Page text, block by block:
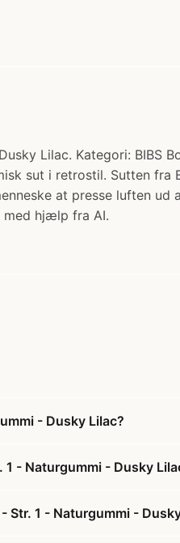
Lilac. Kategori:
sut i retrostil. Sutten
at presse luften ud
med hjælp fra AI.
- Dusky Lilac?
- Naturgummi - Dusky
Str. 1 - Naturgummi -